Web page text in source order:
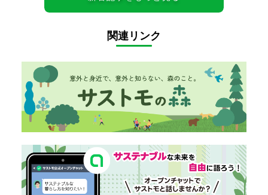
関連リンク